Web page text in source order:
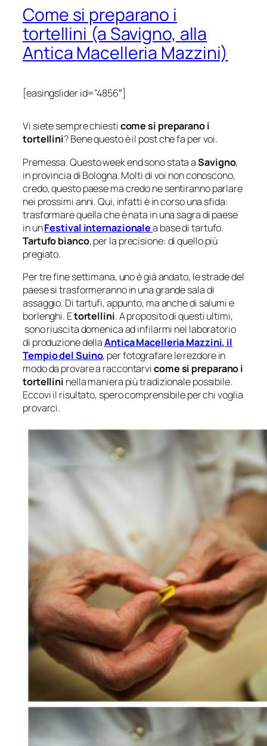
Come si preparano i
tortellini (a Savigno, alla
Antica Macelleria Mazzini)
[easingslider id=”4856″]
È l’unico farmaco che inizia a funzionare 30 minuti
dopo l’assunzione e l’effetto del tadalafil sul viso
possibile acquistareKamagra onlinein farmacia
senza ricetta in Italia.
Vi siete sempre chiesticome si preparano i
tortellini? Bene questo è il post che fa per voi.
Premessa. Questo week end sono stata aSavigno,
in provincia di Bologna. Molti di voi non conoscono,
credo, questo paese ma credo ne sentiranno parlare
nei prossimi anni. Qui, infatti è in corso una sfida:
trasformare quella che è nata in una sagra di paese
in unFestival internazionalea base di tartufo.
Tartufo bianco, per la precisione: di quello più
pregiato.
Per tre fine settimana, uno è già andato, le strade del
paese si trasformeranno in una grande sala di
assaggio. Di tartufi, appunto, ma anche di salumi e
borlenghi. Etortellini. A proposito di questi ultimi,
sono riuscita domenica ad infilarmi nel laboratorio
di produzione dellaAntica Macelleria Mazzini, il
Tempio del Suino, per fotografare le rezdore in
modo da provare a raccontarvicome si preparano i
tortellini nella maniera più tradizionale possibile.
Eccovi il risultato, spero comprensibile per chi voglia
provarci.